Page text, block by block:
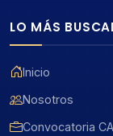
LO MÁS
Inicio
Nosotros
Convocatoria